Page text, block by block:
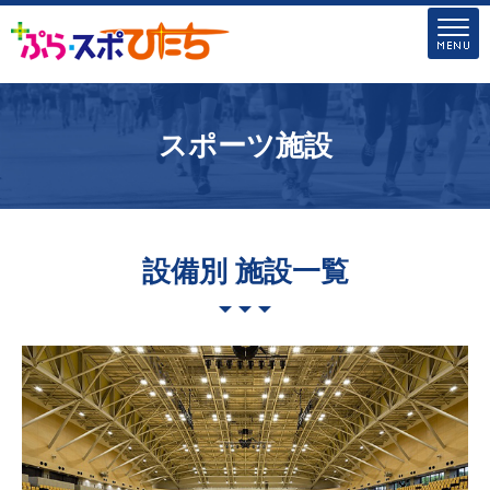
スポーツ施設
設備別 施設一覧